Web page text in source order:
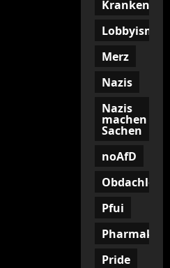
Lobbyismus
Merz
Nazis
Nazis
machen
Sachen
noAfD
Pfui
Pride